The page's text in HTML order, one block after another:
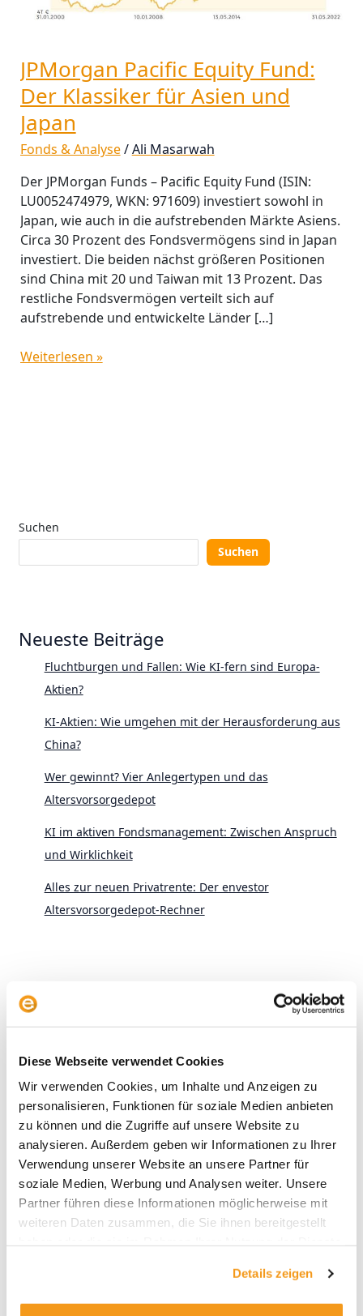
Diese Webseite verwendet Cookies
Wir verwenden Cookies, um Inhalte und Anzeigen zu
personalisieren, Funktionen für soziale Medien anbieten
zu können und die Zugriffe auf unsere Website zu
analysieren. Außerdem geben wir Informationen zu Ihrer
Verwendung unserer Website an unsere Partner für
soziale Medien, Werbung und Analysen weiter. Unsere
Partner führen diese Informationen möglicherweise mit
weiteren Daten zusammen, die Sie ihnen bereitgestellt
Details zeigen
JPMorgan Pacific Equity Fund:
Der Klassiker für Asien und
Japan
Fonds & Analyse/Ali Masarwah
Der JPMorgan Funds – Pacific Equity Fund (ISIN:
LU0052474979, WKN: 971609) investiert sowohl in
Japan, wie auch in die aufstrebenden Märkte Asiens.
Circa 30 Prozent des Fondsvermögens sind in Japan
investiert. Die beiden nächst größeren Positionen
sind China mit 20 und Taiwan mit 13 Prozent. Das
restliche Fondsvermögen verteilt sich auf
aufstrebende und entwickelte Länder […]
für
Japan
Weiterlesen »
Suchen
Suchen
Neueste Beiträge
Fluchtburgen und Fallen: Wie KI-fern sind Europa-
Aktien?
KI-Aktien: Wie umgehen mit der Herausforderung aus
China?
Wer gewinnt? Vier Anlegertypen und das
Altersvorsorgedepot
KI im aktiven Fondsmanagement: Zwischen Anspruch
und Wirklichkeit
Alles zur neuen Privatrente: Der envestor
Altersvorsorgedepot-Rechner
Archive
2026
2025
2023
2022
2021